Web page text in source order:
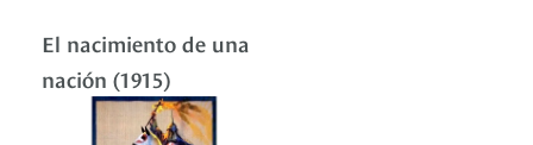
El nacimiento de una
nación (1915)